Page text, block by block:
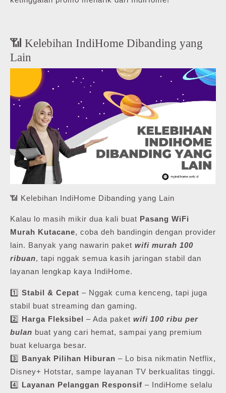
📶 Kelebihan IndiHome Dibanding yang
Lain
📶 Kelebihan IndiHome Dibanding yang Lain
Kalau lo masih mikir dua kali buat Pasang WiFi
Murah Kutacane, coba deh bandingin dengan provider
lain. Banyak yang nawarin paket wifi murah 100
ribuan, tapi nggak semua kasih jaringan stabil dan
layanan lengkap kaya IndiHome.
1️⃣ Stabil & Cepat – Nggak cuma kenceng, tapi juga
stabil buat streaming dan gaming.
2️⃣ Harga Fleksibel – Ada paket wifi 100 ribu per
bulan buat yang cari hemat, sampai yang premium
buat keluarga besar.
3️⃣ Banyak Pilihan Hiburan – Lo bisa nikmatin Netflix,
Disney+ Hotstar, sampe layanan TV berkualitas tinggi.
4️⃣ Layanan Pelanggan Responsif – IndiHome selalu